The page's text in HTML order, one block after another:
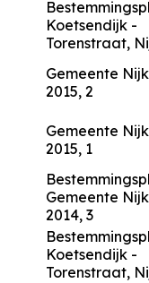
Koetsendijk -
Torenstraat,
Gemeente
2015, 2
Gemeente
2015, 1
Gemeente
2014, 3
Koetsendijk -
Torenstraat,